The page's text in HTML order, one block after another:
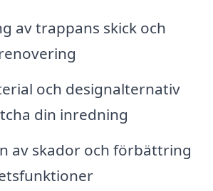
av trappans skick och
och designalternativ
din inredning
av skador och förbättring